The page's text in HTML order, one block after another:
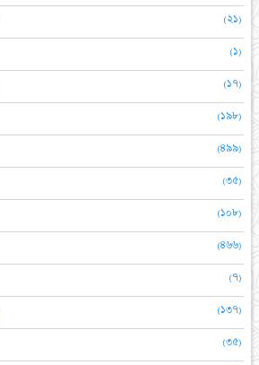
(২১)
(১)
(১৭)
(১৯৮)
(৪৯৯)
(৩৫)
(১০৮)
(৪৬৬)
(৭)
(১৩৭)
(৩৫)